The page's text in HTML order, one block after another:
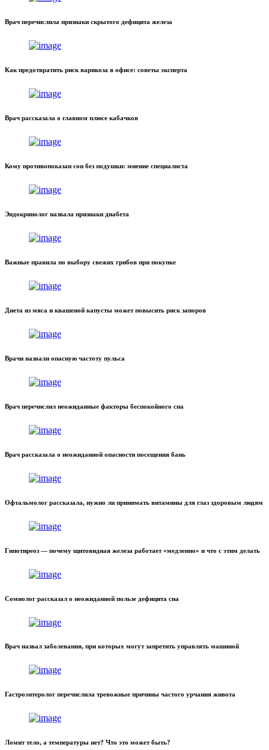
Врач перечислила признаки скрытого дефицита железа
Как предотвратить риск варикоза в офисе: советы эксперта
Врач рассказала о главном плюсе кабачков
Кому противопоказан сон без подушки: мнение специалиста
Эндокринолог назвала признаки диабета
Важные правила по выбору свежих грибов при покупке
Диета из мяса и квашеной капусты может повысить риск запоров
Врачи назвали опасную частоту пульса
Врач перечислил неожиданные факторы беспокойного сна
Врач рассказала о неожиданной опасности посещения бань
Офтальмолог рассказала, нужно ли принимать витамины для глаз здоровым людям
Гипотиреоз — почему щитовидная железа работает «медленно» и что с этим делать
Сомнолог рассказал о неожиданной пользе дефицита сна
Врач назвал заболевания, при которых могут запретить управлять машиной
Гастроэнтеролог перечислила тревожные причины частого урчания живота
Ломит тело, а температуры нет? Что это может быть?